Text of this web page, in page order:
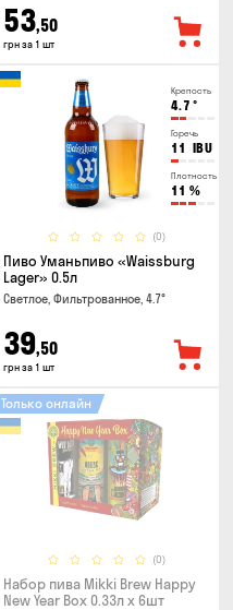
53,50
грн за 1 шт
Крепость
4.7 °
Горечь
11 IBU
Плотность
11 %
(0)
Пиво Уманьпиво «Waissburg
Lager» 0.5л
Светлое, Фильтрованное, 4.7°
39,50
грн за 1 шт
(0)
Только онлайн
Набор пива Mikki Brew Happy
New Year Box 0.33л x 6шт